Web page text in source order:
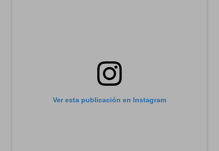
Ver esta publicación en Instagram